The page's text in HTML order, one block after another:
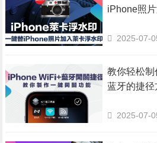
iPhone照
2025-07-
教你轻松
蓝牙的捷径
2025-07-